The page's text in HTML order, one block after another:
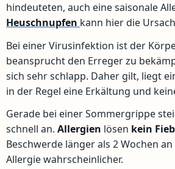
hindeuteten, auch eine saisonale
Heuschnupfen kann hier die
Bei einer Virusinfektion ist der
beansprucht den Erreger zu
sich sehr schlapp. Daher gilt, liegt
in der Regel eine Erkältung und
Gerade bei einer Sommergrippe
schnell an. Allergien lösen kein
Beschwerde länger als 2 Wochen
Allergie wahrscheinlicher.